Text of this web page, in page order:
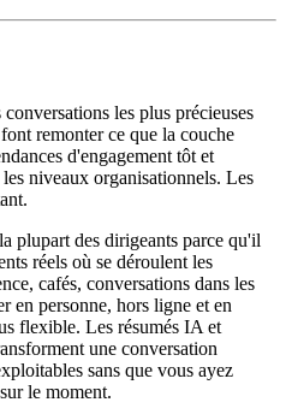
les plus précieuses
remonter ce que la couche
d'engagement tôt et
niveaux organisationnels. Les
plupart des dirigeants parce qu'il
réels où se déroulent les
cafés, conversations dans les
en personne, hors ligne et en
flexible. Les résumés IA et
une conversation
sans que vous ayez
le moment.